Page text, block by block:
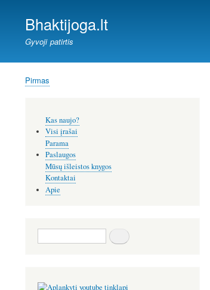
Bhaktijoga.lt
Gyvoji patirtis
Kelias
Pirmas
meniu
Kas naujo?
Visi įrašai
Parama
Paslaugos
Mūsų išleistos knygos
Kontaktai
Apie
Paieška